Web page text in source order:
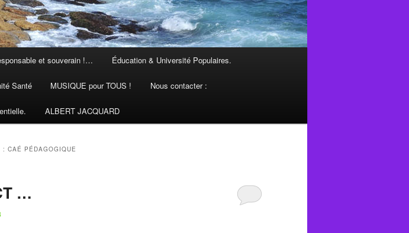
et souverain !… Éducation & Université Populaires.
Santé MUSIQUE pour TOUS ! Nous contacter :
ALBERT JACQUARD
: CAÉ PÉDAGOGIQUE
…